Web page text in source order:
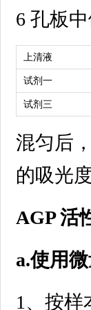
6 孔板
上清液
试剂一
试剂三
混匀后
的吸光
AGP 活
a.使用
1、按样